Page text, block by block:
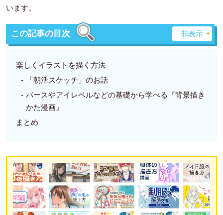
います。
この記事の目次
楽しくイラストを描く方法
「朝活スケッチ」のお話
パースやアイレベルなどの基礎から学べる『背景描き
かた漫画』
まとめ